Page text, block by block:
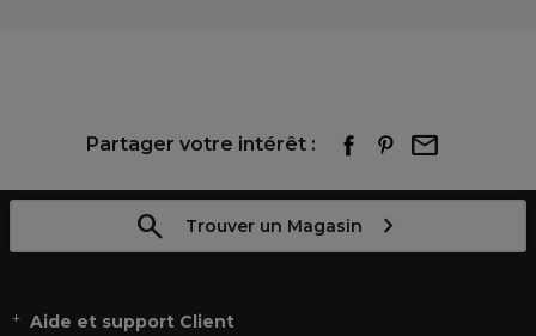
Partager votre intérêt :
Trouver un Magasin
Aide et support Client